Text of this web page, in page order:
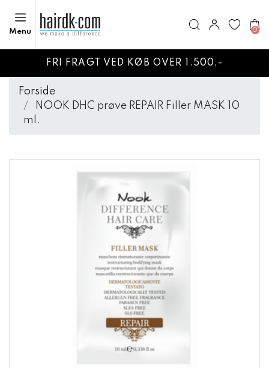
Menu 0
FRI FRAGT VED KØB OVER 1.500,-
Forside
NOOK DHC prøve REPAIR Filler MASK 10
ml.